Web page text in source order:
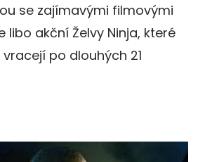
se zajímavými filmovými
libo akční Želvy Ninja, které
po dlouhých 21